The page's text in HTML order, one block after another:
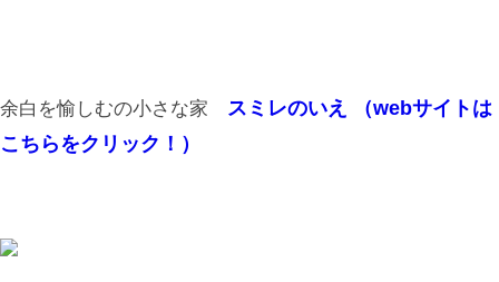
余白を愉しむの小さな家
スミレのいえ （webサイトは
こちらをクリック！）